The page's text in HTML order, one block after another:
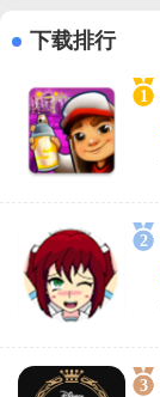
下载排行
1
2
3